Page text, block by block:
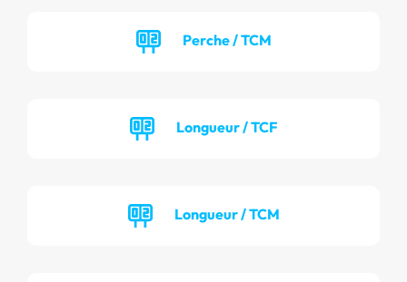
Perche / TCM
Longueur / TCF
Longueur / TCM